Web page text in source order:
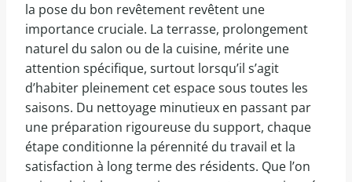
la pose du bon revêtement revêtent une
importance cruciale. La terrasse, prolongement
naturel du salon ou de la cuisine, mérite une
attention spécifique, surtout lorsqu’il s’agit
d’habiter pleinement cet espace sous toutes les
saisons. Du nettoyage minutieux en passant par
une préparation rigoureuse du support, chaque
étape conditionne la pérennité du travail et la
satisfaction à long terme des résidents. Que l’on